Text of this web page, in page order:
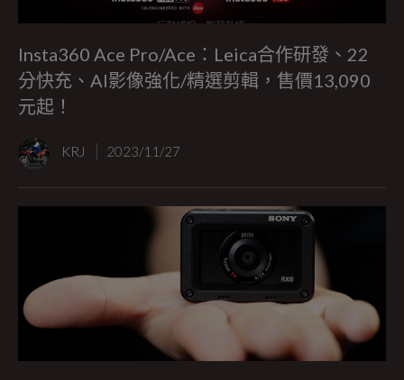
Insta360 Ace Pro/Ace：Leica合作研發、22
分快充、AI影像強化/精選剪輯，售價13,090
元起！
KRJ 2023/11/27